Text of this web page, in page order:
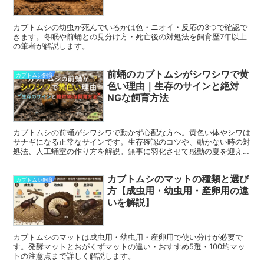
カブトムシの幼虫が死んでいるかは色・ニオイ・反応の3つで確認で
きます。冬眠や前蛹との見分け方・死亡後の対処法を飼育歴7年以上
の筆者が解説します。
カブトムシ飼育
前蛹のカブトムシがシワシワで黄
色い理由｜生存のサインと絶対
NGな飼育方法
カブトムシの前蛹がシワシワで動かず心配な方へ。黄色い体やシワは
サナギになる正常なサインです。生存確認のコツや、動かない時の対
処法、人工蛹室の作り方を解説。無事に羽化させて感動の夏を迎えま
カブトムシ飼育
カブトムシのマットの種類と選び
方【成虫用・幼虫用・産卵用の違
いを解説】
カブトムシのマットは成虫用・幼虫用・産卵用で使い分けが必要で
す。発酵マットとおがくずマットの違い・おすすめ5選・100均マッ
トの注意点まで詳しく解説します。